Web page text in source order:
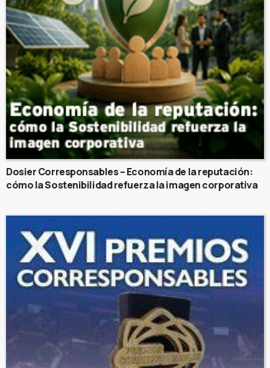
Dosier Corresponsables – Economía de la reputación:
cómo la Sostenibilidad refuerza la imagen corporativa